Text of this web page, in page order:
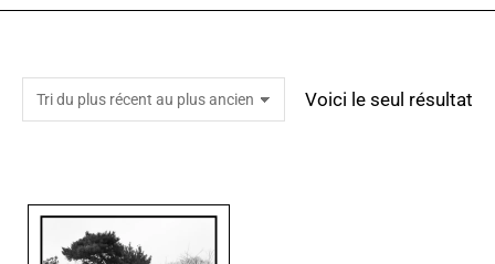
Voici le seul résultat